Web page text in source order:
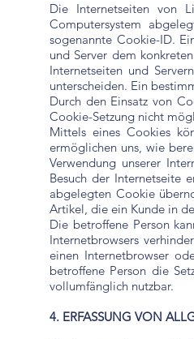
Die Internetseiten von
Computersystem
sogenannte Cookie-ID.
und Server dem
Internetseiten und
unterscheiden. Ein
Durch den Einsatz von
Cookie-Setzung nicht
Mittels eines Cookies
ermöglichen uns, wie
Verwendung unserer
Besuch der Internetseite
abgelegten Cookie
Artikel, die ein Kunde in
Die betroffene Person
Internetbrowsers
einen Internetbrowser
betroffene Person die
vollumfänglich nutzbar.
4. ERFASSUNG VON